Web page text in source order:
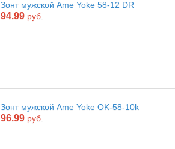
Зонт мужской Ame Yoke 58-12 DR
94.99 руб.
Зонт мужской Ame Yoke OK-58-10k
96.99 руб.